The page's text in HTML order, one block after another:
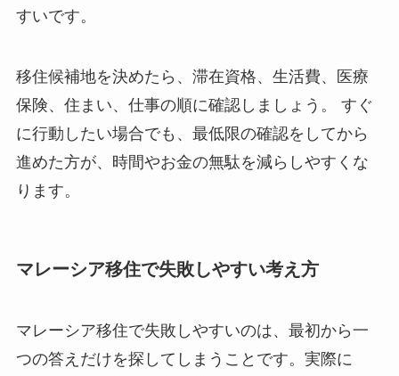
すいです。
移住候補地を決めたら、滞在資格、生活費、医療
保険、住まい、仕事の順に確認しましょう。 すぐ
に行動したい場合でも、最低限の確認をしてから
進めた方が、時間やお金の無駄を減らしやすくな
ります。
マレーシア移住で失敗しやすい考え方
マレーシア移住で失敗しやすいのは、最初から一
つの答えだけを探してしまうことです。実際に